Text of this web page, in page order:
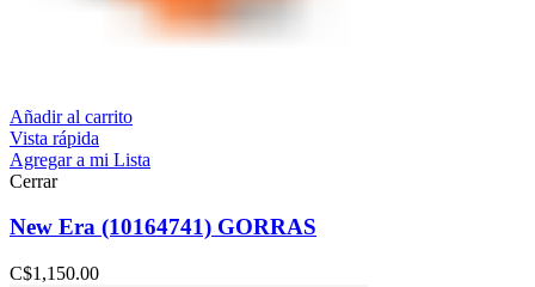
Añadir al carrito
Vista rápida
Agregar a mi Lista
Cerrar
New Era (10164741) GORRAS
C$1,150.00